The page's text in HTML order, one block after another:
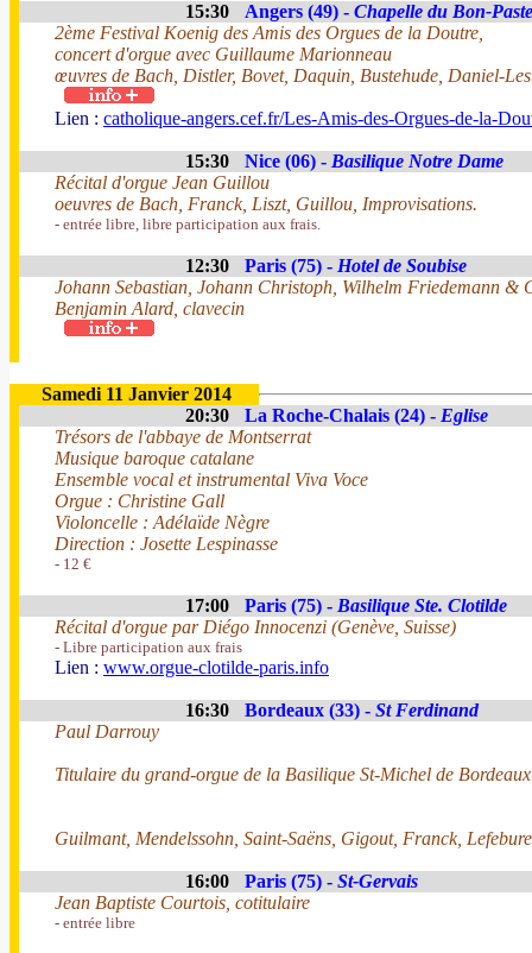
15:30 Angers (49) - Chapelle du Bon-
2ème Festival Koenig des Amis des Orgues de la Doutre,
concert d'orgue avec Guillaume Marionneau
œuvres de Bach, Distler, Bovet, Daquin, Bustehude, Daniel-
Lien : catholique-angers.cef.fr/Les-Amis-des-Orgues-de-la-
15:30 Nice (06) - Basilique Notre Dame
Récital d'orgue Jean Guillou
oeuvres de Bach, Franck, Liszt, Guillou, Improvisations.
- entrée libre, libre participation aux frais.
12:30 Paris (75) - Hotel de Soubise
Johann Sebastian, Johann Christoph, Wilhelm Friedemann &
Benjamin Alard, clavecin
Samedi 11 Janvier 2014
20:30
La Roche-Chalais (24) - Eglise
Trésors de l'abbaye de Montserrat
Musique baroque catalane
Ensemble vocal et instrumental Viva Voce
Orgue : Christine Gall
Violoncelle : Adélaïde Nègre
Direction : Josette Lespinasse
- 12 €
17:00 Paris (75) - Basilique Ste. Clotilde
Récital d'orgue par Diégo Innocenzi (Genève, Suisse)
- Libre participation aux frais
Lien : www.orgue-clotilde-paris.info
16:30 Bordeaux (33) - St Ferdinand
Paul Darrouy
Titulaire du grand-orgue de la Basilique St-Michel de Bordeaux
Guilmant, Mendelssohn, Saint-Saëns, Gigout, Franck,
16:00 Paris (75) - St-Gervais
Jean Baptiste Courtois, cotitulaire
- entrée libre